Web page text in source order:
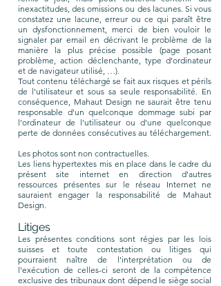
inexactitudes, des omissions ou des lacunes. Si vous
constatez une lacune, erreur ou ce qui paraît être
un dysfonctionnement, merci de bien vouloir le
signaler par email en décrivant le problème de la
manière la plus précise possible (page posant
problème, action déclenchante, type d’ordinateur
et de navigateur utilisé, …).
Tout contenu téléchargé se fait aux risques et périls
de l'utilisateur et sous sa seule responsabilité. En
conséquence, Mahaut Design ne saurait être tenu
responsable d'un quelconque dommage subi par
l'ordinateur de l'utilisateur ou d'une quelconque
perte de données consécutives au téléchargement.
Les photos sont non contractuelles.
Les liens hypertextes mis en place dans le cadre du
présent site internet en direction d'autres
ressources présentes sur le réseau Internet ne
sauraient engager la responsabilité de Mahaut
Design.
Litiges
Les présentes conditions sont régies par les lois
suisses et toute contestation ou litiges qui
pourraient naître de l'interprétation ou de
l'exécution de celles-ci seront de la compétence
exclusive des tribunaux dont dépend le siège social